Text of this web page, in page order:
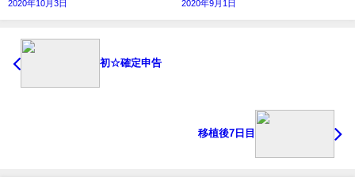
2020年10月3日 2020年9月1日
初☆確定申告
移植後7日目